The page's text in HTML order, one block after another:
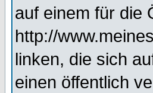
auf einem für die
http://
linken, die sich
einen öffentlich